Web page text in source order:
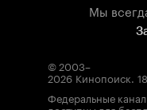
Мы
© 2003–
2026 Кинопоиск.
Федеральные